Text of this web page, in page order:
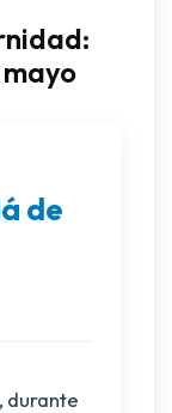
de
durante